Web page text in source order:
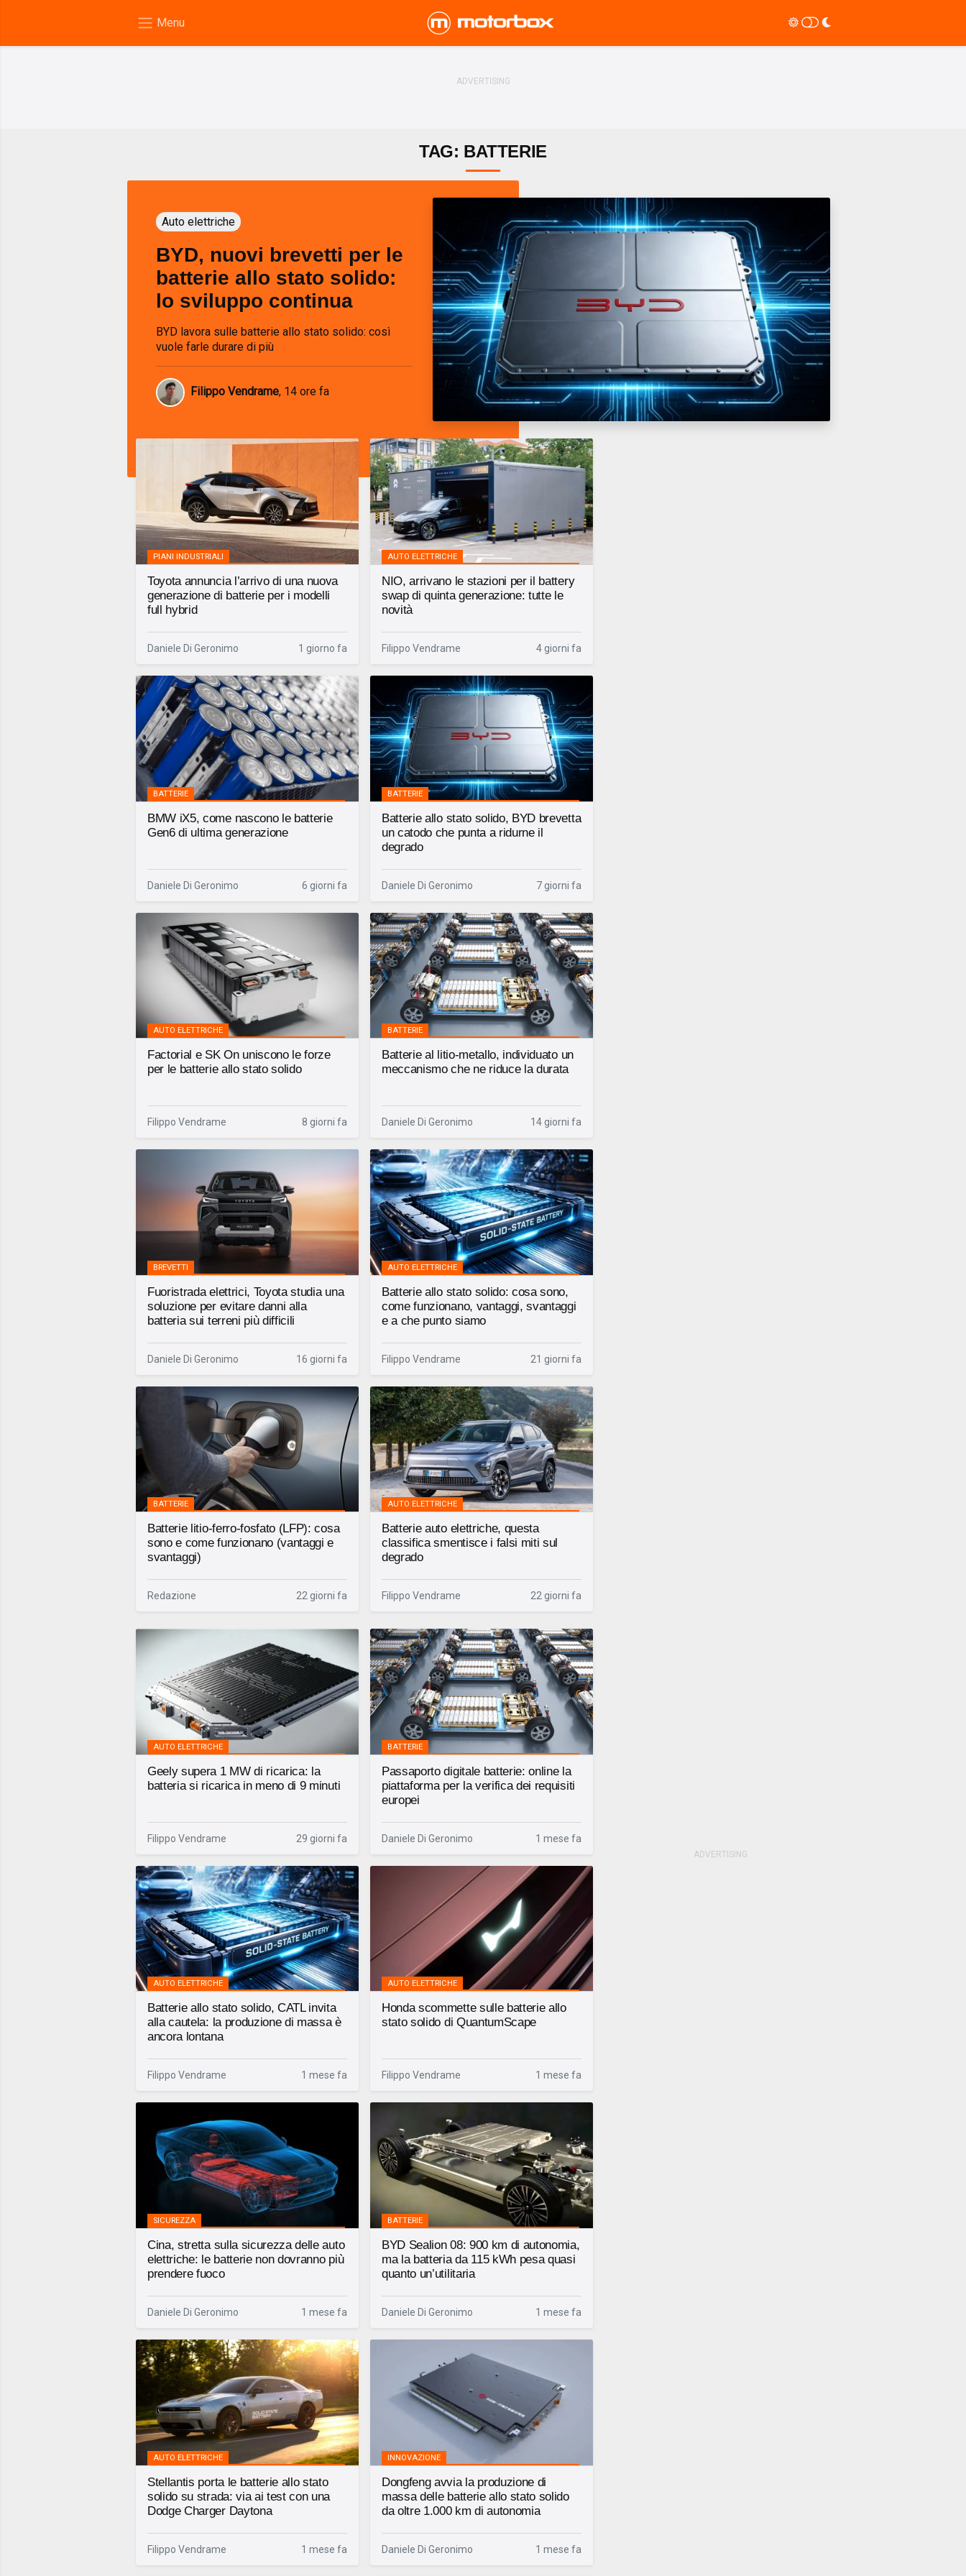
TAG: BATTERIE
Auto elettriche
BYD, nuovi brevetti per le
batterie allo stato solido:
lo sviluppo continua
BYD lavora sulle batterie allo stato solido: così
vuole farle durare di più
Filippo Vendrame, 14 ore fa
PIANI INDUSTRIALI
Toyota annuncia l’arrivo di una nuova
generazione di batterie per i modelli
full hybrid
Daniele Di Geronimo 1 giorno fa
AUTO ELETTRICHE
NIO, arrivano le stazioni per il battery
swap di quinta generazione: tutte le
novità
Filippo Vendrame 4 giorni fa
BATTERIE
BMW iX5, come nascono le batterie
Gen6 di ultima generazione
Daniele Di Geronimo 6 giorni fa
BATTERIE
Batterie allo stato solido, BYD brevetta
un catodo che punta a ridurne il
degrado
Daniele Di Geronimo 7 giorni fa
AUTO ELETTRICHE
Factorial e SK On uniscono le forze
per le batterie allo stato solido
Filippo Vendrame 8 giorni fa
BATTERIE
Batterie al litio-metallo, individuato un
meccanismo che ne riduce la durata
Daniele Di Geronimo 14 giorni fa
BREVETTI
Fuoristrada elettrici, Toyota studia una
soluzione per evitare danni alla
batteria sui terreni più difficili
Daniele Di Geronimo 16 giorni fa
AUTO ELETTRICHE
Batterie allo stato solido: cosa sono,
come funzionano, vantaggi, svantaggi
e a che punto siamo
Filippo Vendrame 21 giorni fa
BATTERIE
Batterie litio-ferro-fosfato (LFP): cosa
sono e come funzionano (vantaggi e
svantaggi)
Redazione 22 giorni fa
AUTO ELETTRICHE
Batterie auto elettriche, questa
classifica smentisce i falsi miti sul
degrado
Filippo Vendrame 22 giorni fa
AUTO ELETTRICHE
Geely supera 1 MW di ricarica: la
batteria si ricarica in meno di 9 minuti
Filippo Vendrame 29 giorni fa
BATTERIE
Passaporto digitale batterie: online la
piattaforma per la verifica dei requisiti
europei
Daniele Di Geronimo 1 mese fa
AUTO ELETTRICHE
Batterie allo stato solido, CATL invita
alla cautela: la produzione di massa è
ancora lontana
Filippo Vendrame 1 mese fa
AUTO ELETTRICHE
Honda scommette sulle batterie allo
stato solido di QuantumScape
Filippo Vendrame 1 mese fa
SICUREZZA
Cina, stretta sulla sicurezza delle auto
elettriche: le batterie non dovranno più
prendere fuoco
Daniele Di Geronimo 1 mese fa
BATTERIE
BYD Sealion 08: 900 km di autonomia,
ma la batteria da 115 kWh pesa quasi
quanto un’utilitaria
Daniele Di Geronimo 1 mese fa
AUTO ELETTRICHE
Stellantis porta le batterie allo stato
solido su strada: via ai test con una
Dodge Charger Daytona
Filippo Vendrame 1 mese fa
INNOVAZIONE
Dongfeng avvia la produzione di
massa delle batterie allo stato solido
da oltre 1.000 km di autonomia
Daniele Di Geronimo 1 mese fa